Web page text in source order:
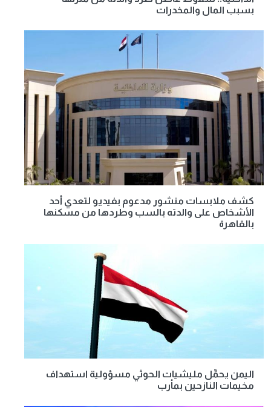
بسبب المال والمخدرات
كشف ملابسات منشور مدعوم بفيديو لتعدي أحد
الأشخاص على والدته بالسب وطردها من مسكنها
بالقاهرة
اليمن يحمِّل مليشيات الحوثي مسؤولية استهداف
مخيمات النازحين بمأرب